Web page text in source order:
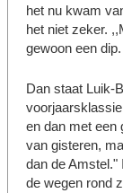
het nu kwam
het niet zeker.
gewoon een
Dan staat Luik-
en dan met een
van gisteren,
dan de Amstel."
de wegen rond